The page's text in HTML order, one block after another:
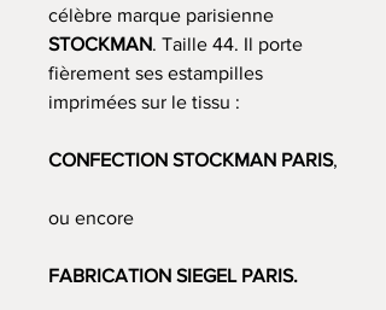
célèbre marque parisienne
STOCKMAN. Taille 44. Il porte
fièrement ses estampilles
imprimées sur le tissu :
CONFECTION STOCKMAN PARIS,
ou encore
FABRICATION SIEGEL PARIS.